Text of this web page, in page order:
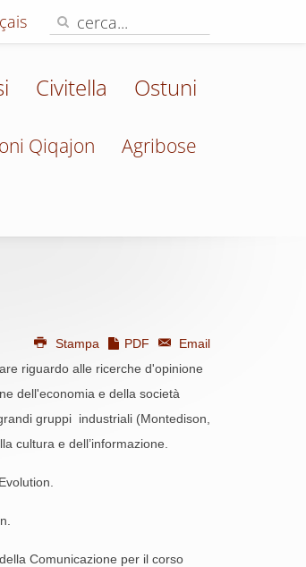
Civitella Ostuni
Qiqajon Agribose
Stampa PDF
Email
riguardo alle ricerche d'opinione
dell'economia e della società
gruppi industriali (Montedison,
cultura e dell’informazione.
Comunicazione per il corso